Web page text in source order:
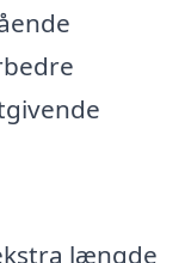
længde